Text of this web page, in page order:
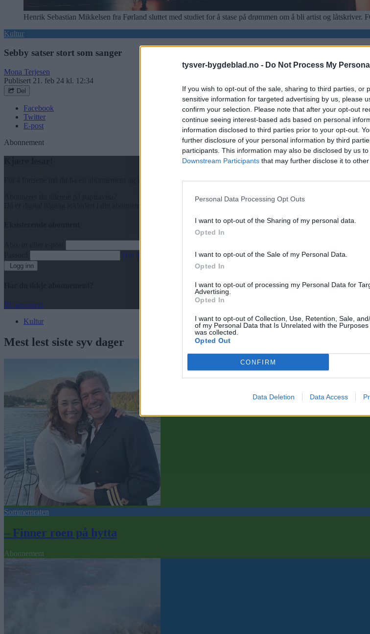
tysver-bygdeblad.no - Do Not Process My
If you wish to opt-out of the sale, sharing to third parties, or
sensitive information for targeted advertising by us, please
confirm your selection. Please note that after your opt-out
continue seeing interest-based ads based on personal
information disclosed to third parties prior to your opt-out.
further disclosure of your personal information by third
participants. This information may also be disclosed by us
Downstream Participants that may further disclose it to other
Personal Data Processing Opt Outs
I want to opt-out of the Sharing of my personal data.
Opted In
I want to opt-out of the Sale of my Personal Data.
Opted In
I want to opt-out of processing my Personal Data for
Advertising.
Opted In
I want to opt-out of Collection, Use, Retention, Sale,
of my Personal Data that Is Unrelated with the
was collected.
Opted Out
CONFIRM
Data Deletion Data Access
Henrik Sebastian Mikkelsen fra Førland sluttet med studiet for å stase på drømmen om å bli artist og låtskriver.
Kultur
Sebby satser stort som sanger
Mona Terjesen
Publisert 21. feb 24 kl. 12:34
Del
Facebook
Twitter
E-post
Abonnement
Har du gløymt passordet?
Logg inn
Bli abonnent
Kultur
Mest lest siste syv dager
Sommerpraten
– Finner roen på hytta
Abonnement